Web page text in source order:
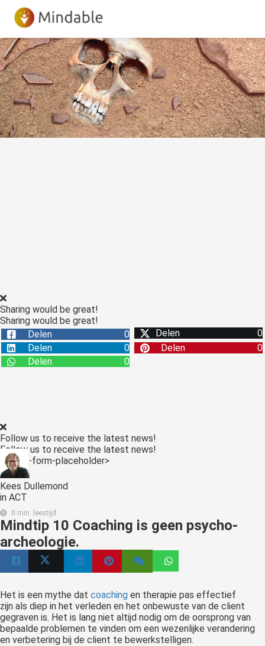
Sharing would be great!
Sharing would be great!
Delen
0 Delen
0
Delen
0 Delen
0
Delen
0
Follow us to receive the latest news!
Follow us to receive the latest news!
<:optin-form-placeholder>
Kees Dullemond
in ACT
0 min. leestijd
Mindtip 10 Coaching is geen psycho-
archeologie.
Het is een mythe dat coaching en therapie pas effectief
zijn als diep in het verleden en het onbewuste van de client
gegraven is. Het is lang niet altijd nodig om de oorsprong van
bepaalde problemen te vinden om een wezenlijke verandering
en verbetering bij de client te bewerkstelligen.